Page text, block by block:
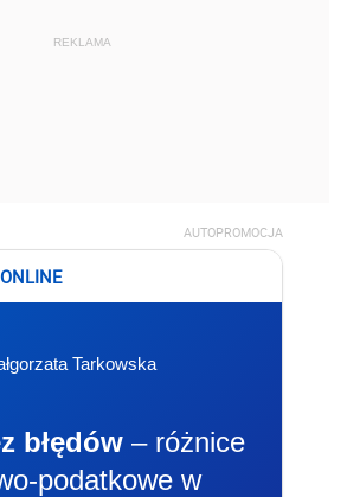
REKLAMA
AUTOPROMOCJA
Tarkowska
błędów – różnice
podatkowe w